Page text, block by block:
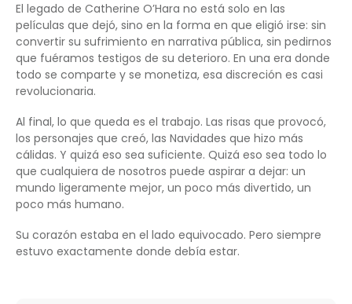
El legado de Catherine O’Hara no está solo en las
películas que dejó, sino en la forma en que eligió irse: sin
convertir su sufrimiento en narrativa pública, sin pedirnos
que fuéramos testigos de su deterioro. En una era donde
todo se comparte y se monetiza, esa discreción es casi
revolucionaria.
Al final, lo que queda es el trabajo. Las risas que provocó,
los personajes que creó, las Navidades que hizo más
cálidas. Y quizá eso sea suficiente. Quizá eso sea todo lo
que cualquiera de nosotros puede aspirar a dejar: un
mundo ligeramente mejor, un poco más divertido, un
poco más humano.
Su corazón estaba en el lado equivocado. Pero siempre
estuvo exactamente donde debía estar.